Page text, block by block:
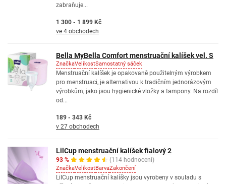
zabraňuje...
1 300 - 1 899 Kč
ve 4 obchodech
Bella MyBella Comfort menstruační kalíšek vel. S
ZnačkaVelikostSamostatný sáček
Menstruační kalíšek je opakovaně použitelným výrobkem
pro menstruaci, je alternativou k tradičním jednorázovým
výrobkům, jako jsou hygienické vložky a tampony. Na rozdíl
od...
189 - 343 Kč
v 27 obchodech
LilCup menstruační kalíšek fialový 2
93 % (114 hodnocení)
ZnačkaVelikostBarvaZakončení
LilCup menstruační kalíšky jsou vyrobeny v souladu s